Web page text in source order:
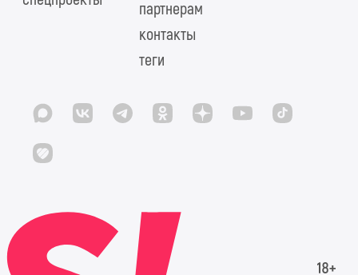
партнерам
контакты
теги